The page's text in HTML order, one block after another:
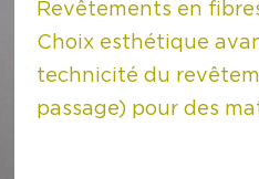
Revêtements en
Choix esthétique
technicité du
passage) pour des